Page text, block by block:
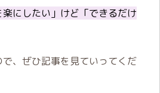
にしたい」けど「できるだけ
、ぜひ記事を見ていってくだ